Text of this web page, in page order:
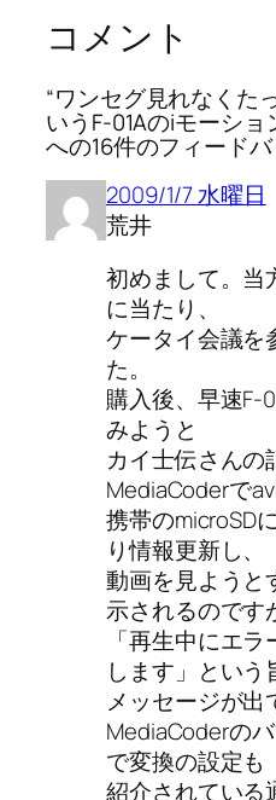
コメント
“ワンセグ見れなくた
いうF-01Aのiモーシ
への16件のフィード
2009/1/7 水曜日
荒井
初めまして。当
に当たり、
ケータイ会議を
た。
購入後、早速F-
みようと
カイ士伝さんの
MediaCoderで
携帯のmicroSD
り情報更新し、
動画を見ようと
示されるのです
「再生中にエ
します」という
メッセージが出
MediaCoderの
で変換の設定も
紹介されている